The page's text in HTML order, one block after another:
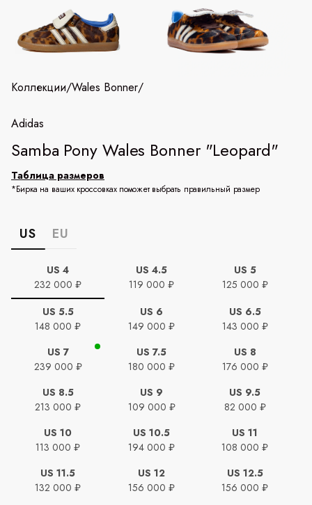
Коллекции/Wales Bonner/
Adidas
Samba Pony Wales Bonner "Leopard"
Таблица размеров
*Бирка на ваших кроссовках поможет выбрать правильный размер
US EU
US 4
232 000 ₽
US 4.5
119 000 ₽
US 5
125 000 ₽
US 5.5
148 000 ₽
US 6
149 000 ₽
US 6.5
143 000 ₽
US 7
239 000 ₽
US 7.5
180 000 ₽
US 8
176 000 ₽
US 8.5
213 000 ₽
US 9
109 000 ₽
US 9.5
82 000 ₽
US 10
113 000 ₽
US 10.5
194 000 ₽
US 11
108 000 ₽
US 11.5
132 000 ₽
US 12
156 000 ₽
US 12.5
156 000 ₽